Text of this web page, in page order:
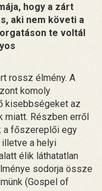
hogy a zárt
aki nem követi a
te voltál
rossz élmény. A
komoly
kisebbségeket az
miatt. Részben erről
a főszereplői egy
a helyi
élik láthatatlan
sodorja össze
(Gospel of